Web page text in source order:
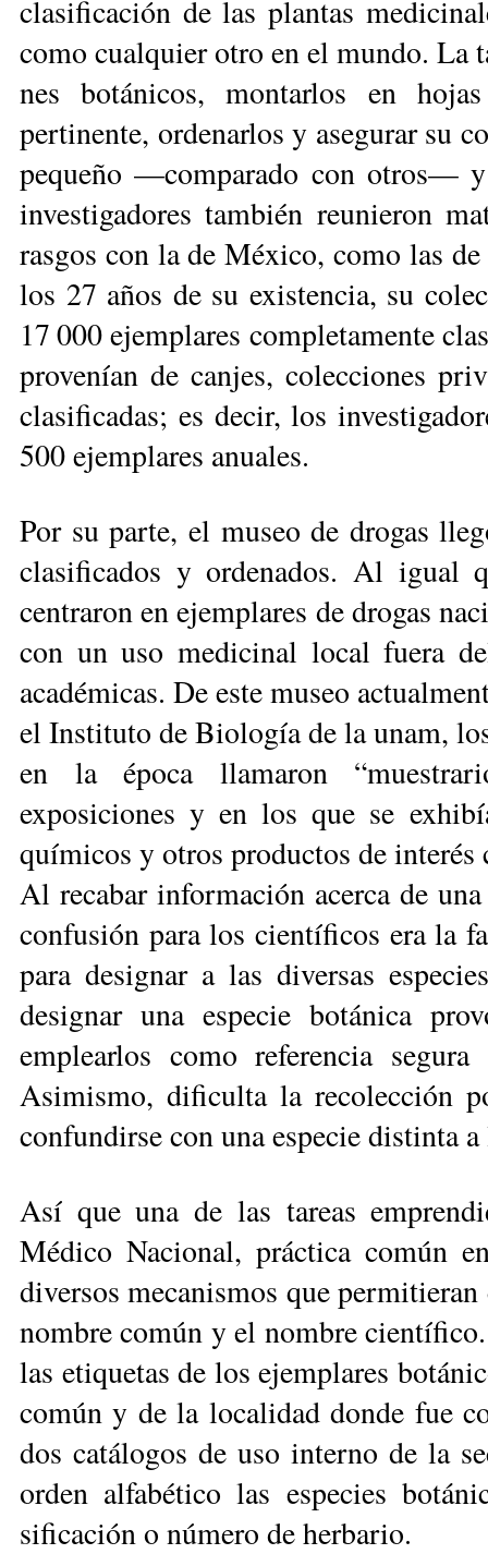
clasificación de las plantas
como cualquier otro en el mundo. La
nes botánicos, montarlos en
pertinente, ordenarlos y asegurar su
pequeño —comparado con otros—
investigadores también reunieron
rasgos con la de México, como las
los 27 años de su existencia, su
17 000 ejemplares completamente
provenían de canjes, colecciones
clasificadas; es decir, los
500 ejemplares anuales.
Por su parte, el museo de drogas
clasificados y ordenados. Al igual
centraron en ejem­plares de drogas
con un uso medicinal local fuera
académicas. De este museo
el Insti­tuto de Biología de la unam,
en la época llamaron
exposiciones y en los que se
químicos y otros productos de interés
Al recabar información acerca de
confusión para los científicos era la
para de­signar a las diversas
designar una especie botánica
emplearlos como referencia
Asimismo, di­ficulta la recolección
confundirse con una especie distinta a
Así que una de las tareas
Médico Nacional, práctica común
diversos mecanismos que
nombre común y el nombre
las etiquetas de los ejemplares
común y de la localidad donde fue
dos catálogos de uso interno de la
orden alfabéti­co las especies
sificación o número de herbario.